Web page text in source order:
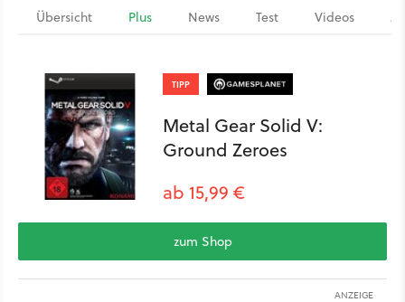
Übersicht Plus News Test Videos
TIPP
Metal Gear Solid V:
Ground Zeroes
ab 15,99 €
zum Shop
ANZEIGE